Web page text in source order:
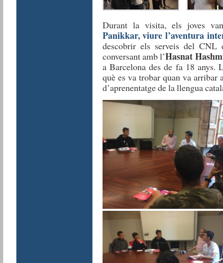
Durant la visita, els joves
Panikkar, viure l’aventura
descobrir els serveis del
conversant amb l’Hasnat
a Barcelona des de fa 18 anys.
què es va trobar quan va arribar
d’aprenentatge de la llengua